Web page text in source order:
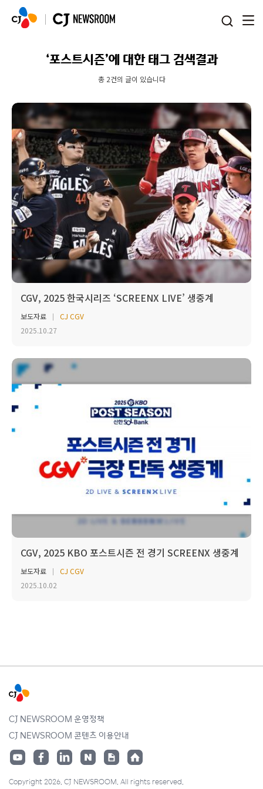
‘포스트시즌’에 대한 태그 검색결과
총 2건의 글이 있습니다
CGV, 2025 한국시리즈 ‘SCREENX LIVE’ 생중계
보도자료
CJ CGV
2025.10.27
CGV, 2025 KBO 포스트시즌 전 경기 SCREENX 생중계
보도자료
CJ CGV
2025.10.02
CJ NEWSROOM 운영정책
CJ NEWSROOM 콘텐츠 이용안내
Copyright 2026. CJ NEWSROOM. All rights reserved.